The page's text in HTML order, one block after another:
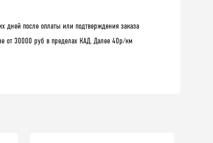
дней после оплаты или подтверждения заказа
от 30000 руб в пределах КАД. Далее 40р/км